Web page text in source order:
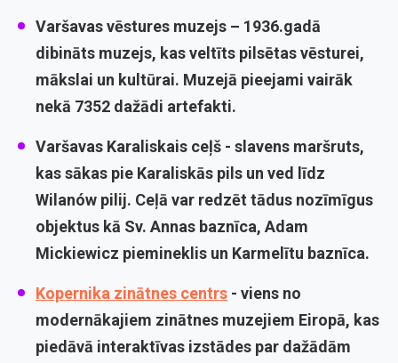
Varšavas vēstures muzejs – 1936.gadā
dibināts muzejs, kas veltīts pilsētas vēsturei,
mākslai un kultūrai. Muzejā pieejami vairāk
nekā 7352 dažādi artefakti.
Varšavas Karaliskais ceļš - slavens maršruts,
kas sākas pie Karaliskās pils un ved līdz
Wilanów pilij. Ceļā var redzēt tādus nozīmīgus
objektus kā Sv. Annas baznīca, Adam
Mickiewicz piemineklis un Karmelītu baznīca.
Kopernika zinātnes centrs - viens no
modernākajiem zinātnes muzejiem Eiropā, kas
piedāvā interaktīvas izstādes par dažādām